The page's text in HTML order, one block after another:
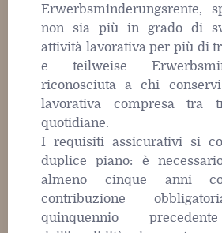
Erwerbsminderungsrente,
non sia più in grado di
attività lavorativa per più di
e teilweise
riconosciuta a chi
lavorativa compresa
quotidiane.
I requisiti assicurativi si
duplice piano: è
almeno cinque anni
contribuzione
quinquennio